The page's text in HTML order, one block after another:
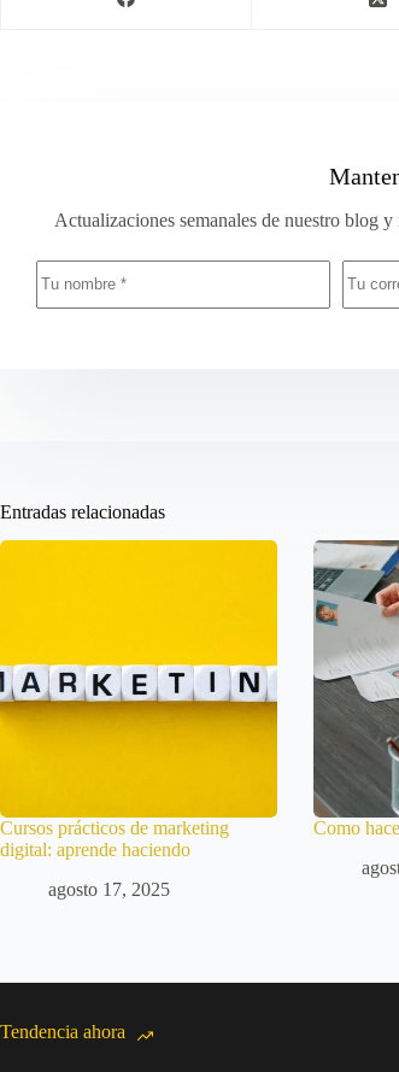
Actualizaciones semanales de nuestro blog
Entradas relacionadas
Cursos prácticos de marketing
digital: aprende haciendo
agosto 17, 2025
Como
Tendencia ahora